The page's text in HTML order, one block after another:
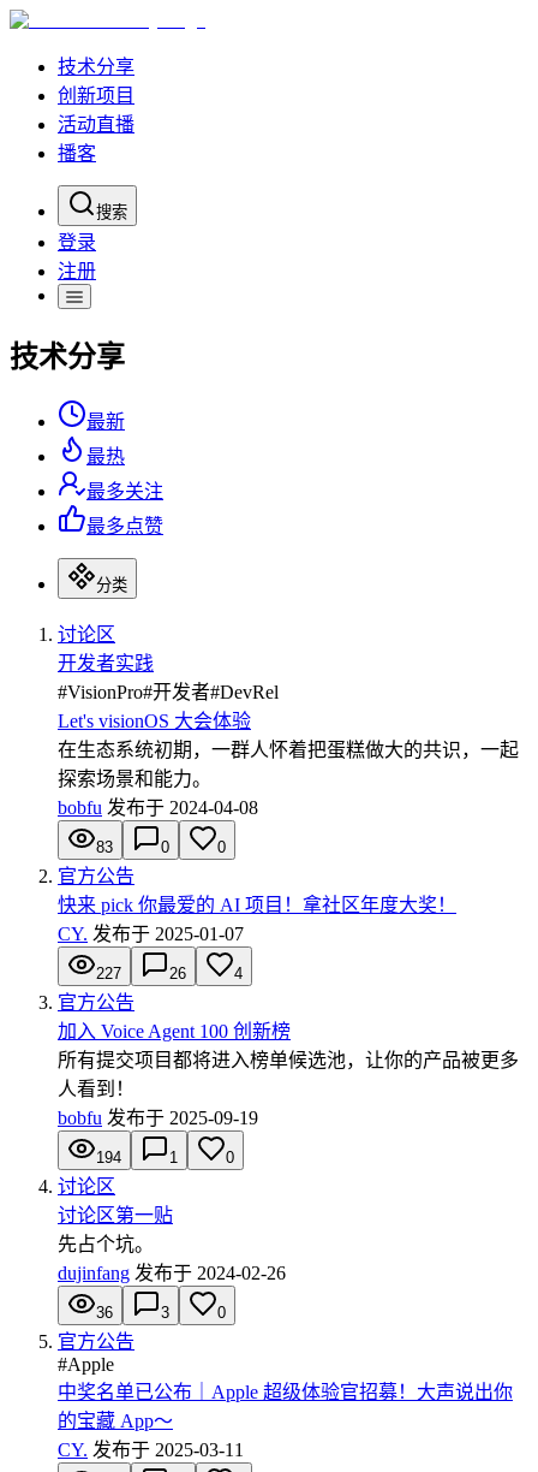
技术分享
创新项目
活动直播
播客
搜索
登录
注册
技术分享
最新
最热
最多关注
最多点赞
分类
讨论区
开发者实践
#VisionPro#开发者#DevRel
Let's visionOS 大会体验
在生态系统初期，一群人怀着把蛋糕做大的共识，一起
探索场景和能力。
bobfu 发布于 2024-04-08
83 0 0
官方公告
快来 pick 你最爱的 AI 项目！拿社区年度大奖！
CY. 发布于 2025-01-07
227 26 4
官方公告
加入 Voice Agent 100 创新榜
所有提交项目都将进入榜单候选池，让你的产品被更多
人看到！
bobfu 发布于 2025-09-19
194 1 0
讨论区
讨论区第一贴
先占个坑。
dujinfang 发布于 2024-02-26
36 3 0
官方公告
#Apple
中奖名单已公布｜Apple 超级体验官招募！大声说出你
的宝藏 App～
CY. 发布于 2025-03-11